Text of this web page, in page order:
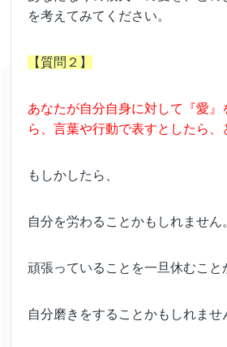
を考えてみてください。
【質問２】
あなたが自分自身に対して『愛』
ら、言葉や行動で表すとしたら、
もしかしたら、
自分を労わることかもしれません
頑張っていることを一旦休むこと
自分磨きをすることかもしれませ